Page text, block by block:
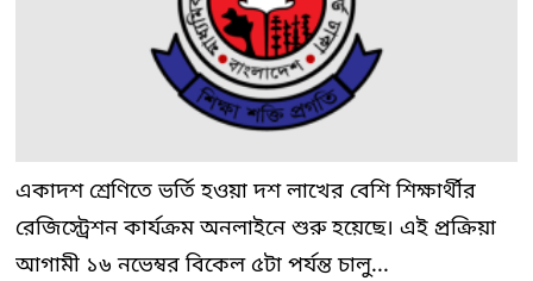
একাদশ শ্রেণিতে ভর্তি হওয়া দশ লাখের বেশি শিক্ষার্থীর
রেজিস্ট্রেশন কার্যক্রম অনলাইনে শুরু হয়েছে। এই প্রক্রিয়া
আগামী ১৬ নভেম্বর বিকেল ৫টা পর্যন্ত চালু...